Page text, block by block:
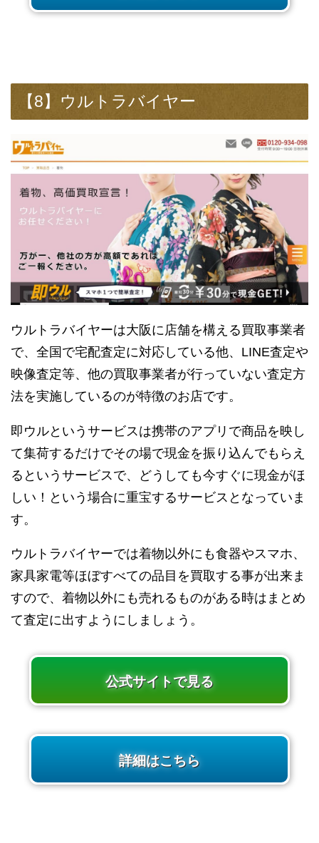
【8】ウルトラバイヤー
ウルトラバイヤーは大阪に店舗を構える買取事業者
で、全国で宅配査定に対応している他、LINE査定や
映像査定等、他の買取事業者が行っていない査定方
法を実施しているのが特徴のお店です。
即ウルというサービスは携帯のアプリで商品を映し
て集荷するだけでその場で現金を振り込んでもらえ
るというサービスで、どうしても今すぐに現金がほ
しい！という場合に重宝するサービスとなっていま
す。
ウルトラバイヤーでは着物以外にも食器やスマホ、
家具家電等ほぼすべての品目を買取する事が出来ま
すので、着物以外にも売れるものがある時はまとめ
て査定に出すようにしましょう。
公式サイトで見る
詳細はこちら